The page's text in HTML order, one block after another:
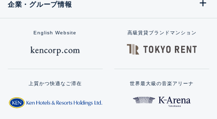
企業・グループ情報
English Website 高級賃貸ブランドマンション
上質かつ快適なご滞在 世界最大級の音楽アリーナ